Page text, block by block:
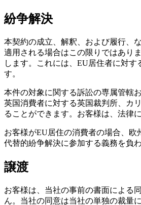
紛争解決
本契約の成立、解釈、および履行、
適用される場合はこの限りではあり
します。これには、EU居住者に対
す。
本件の対象に関する訴訟の専属管轄
英国消費者に対する英国裁判所、カ
ることができます。お客様は、法律
お客様がEU居住の消費者の場合、
代替的紛争解決に参加する義務を負
譲渡
お客様は、当社の事前の書面による
ん。当社の同意は当社の単独の裁量